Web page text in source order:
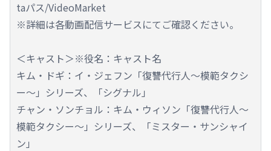
taパス/VideoMarket
※詳細は各動画配信サービスにてご確認ください。
＜キャスト＞※役名：キャスト名
キム・ドギ：イ・ジェフン「復讐代行人～模範タクシ
ー～」シリーズ、「シグナル」
チャン・ソンチョル：キム・ウィソン「復讐代行人～
模範タクシー～」シリーズ、「ミスター・サンシャイ
ン」